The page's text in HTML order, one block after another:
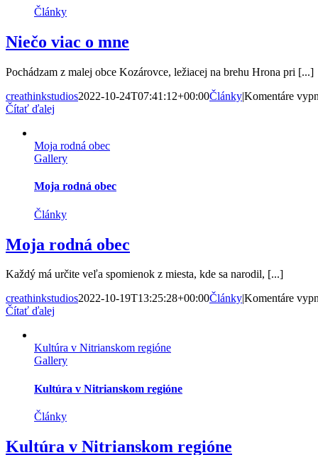
Články
Niečo viac o mne
Pochádzam z malej obce Kozárovce, ležiacej na brehu Hrona pri [...]
creathinkstudios2022-10-24T07:41:12+00:00Články|Komentáre
Čítať ďalej
Moja rodná obec
Gallery
Moja rodná obec
Články
Moja rodná obec
Každý má určite veľa spomienok z miesta, kde sa narodil, [...]
creathinkstudios2022-10-19T13:25:28+00:00ČlánkyKomentáre
Čítať ďalej
Kultúra v Nitrianskom regióne
Gallery
Kultúra v Nitrianskom regióne
Články
Kultúra v Nitrianskom regióne